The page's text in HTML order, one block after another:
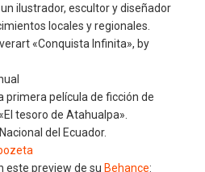
ilustrador, escultor y diseñador
locales y regionales.
«Conquista Infinita», by
primera película de ficción de
tesoro de Atahualpa».
del Ecuador.
este preview de su Behance: